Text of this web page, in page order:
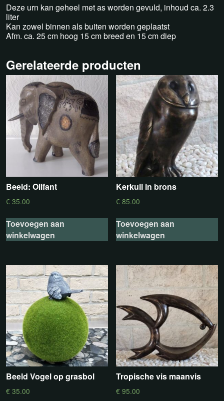
Deze urn kan geheel met as worden gevuld, inhoud ca. 2.3
liter
Kan zowel binnen als buiten worden geplaatst
Afm. ca. 25 cm hoog 15 cm breed en 15 cm diep
Gerelateerde producten
Beeld: Olifant
€ 35.00
Toevoegen aan
winkelwagen
Kerkuil in brons
€ 85.00
Toevoegen aan
winkelwagen
Beeld Vogel op grasbol
€ 35.00
Tropische vis maanvis
€ 95.00